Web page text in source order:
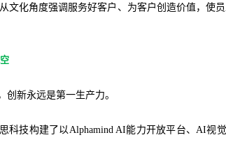
文化角度强调服务好客户、为客户创造价值，使
创新永远是第一生产力。
科技构建了以Alphamind AI能力开放平台、AI视